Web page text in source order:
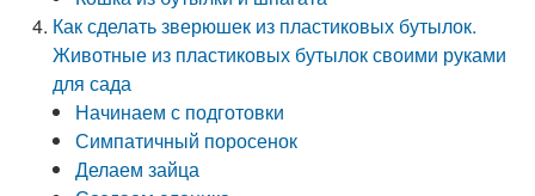
Как сделать зверюшек из пластиковых бутылок.
Животные из пластиковых бутылок своими руками
для сада
Начинаем с подготовки
Симпатичный поросенок
Делаем зайца